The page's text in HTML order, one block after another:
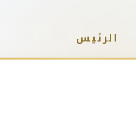
الرئيس